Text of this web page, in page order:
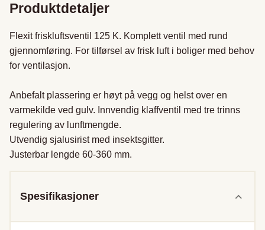
Produktdetaljer
Flexit friskluftsventil 125 K. Komplett ventil med rund
gjennomføring. For tilførsel av frisk luft i boliger med behov
for ventilasjon.
Anbefalt plassering er høyt på vegg og helst over en
varmekilde ved gulv. Innvendig klaffventil med tre trinns
regulering av lunftmengde.
Utvendig sjalusirist med insektsgitter.
Justerbar lengde 60-360 mm.
Spesifikasjoner